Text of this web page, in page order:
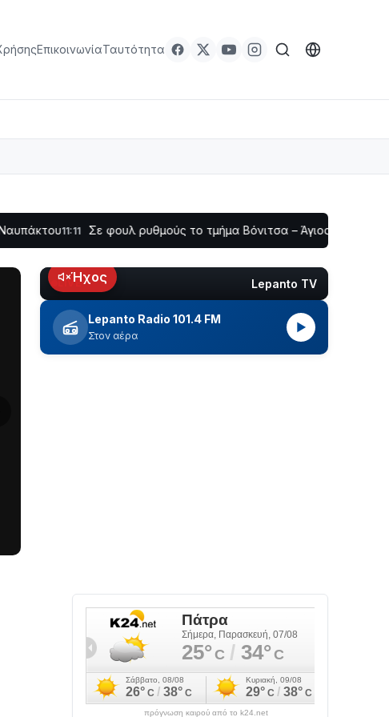
ΕπικοινωνίαΤαυτότητα
11:11 Σε φουλ ρυθμούς το τμήμα Βόνιτσα – Άγιος Νικόλαος |
LIVE Lepanto TV
Ήχος
Lepanto Radio 101.4 FM
Στον αέρα
▶
πρόγνωση καιρού από το k24.net